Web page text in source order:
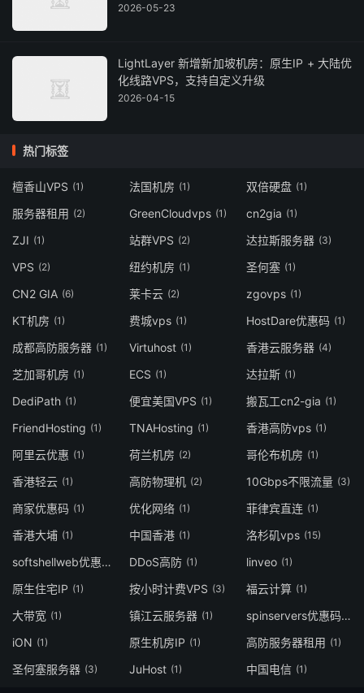
2026-05-23
LightLayer 新增新加坡机房：原生IP + 大陆优
化线路VPS，支持自定义升级
2026-04-15
热门标签
檀香山VPS (1) 法国机房 (1) 双倍硬盘 (1)
服务器租用 (2) GreenCloudvps (1) cn2gia (1)
ZJI (1) 站群VPS (2) 达拉斯服务器 (3)
VPS (2) 纽约机房 (1) 圣何塞 (1)
CN2 GIA (6) 莱卡云 (2) zgovps (1)
KT机房 (1) 费城vps (1) HostDare优惠码 (1)
成都高防服务器 (1) Virtuhost (1) 香港云服务器 (4)
芝加哥机房 (1) ECS (1) 达拉斯 (1)
DediPath (1) 便宜美国VPS (1) 搬瓦工cn2-gia (1)
FriendHosting (1) TNAHosting (1) 香港高防vps (1)
阿里云优惠 (1) 荷兰机房 (2) 哥伦布机房 (1)
香港轻云 (1) 高防物理机 (2) 10Gbps不限流量 (3)
商家优惠码 (1) 优化网络 (1) 菲律宾直连 (1)
香港大埔 (1) 中国香港 (1) 洛杉矶vps (15)
softshellweb优惠码 DDoS高防 (1) linveo (1)
原生住宅IP (1) 按小时计费VPS (3) 福云计算 (1)
大带宽 (1) 镇江云服务器 (1) spinservers优惠码
iON (1) 原生机房IP (1) 高防服务器租用 (1)
圣何塞服务器 (3) JuHost (1) 中国电信 (1)